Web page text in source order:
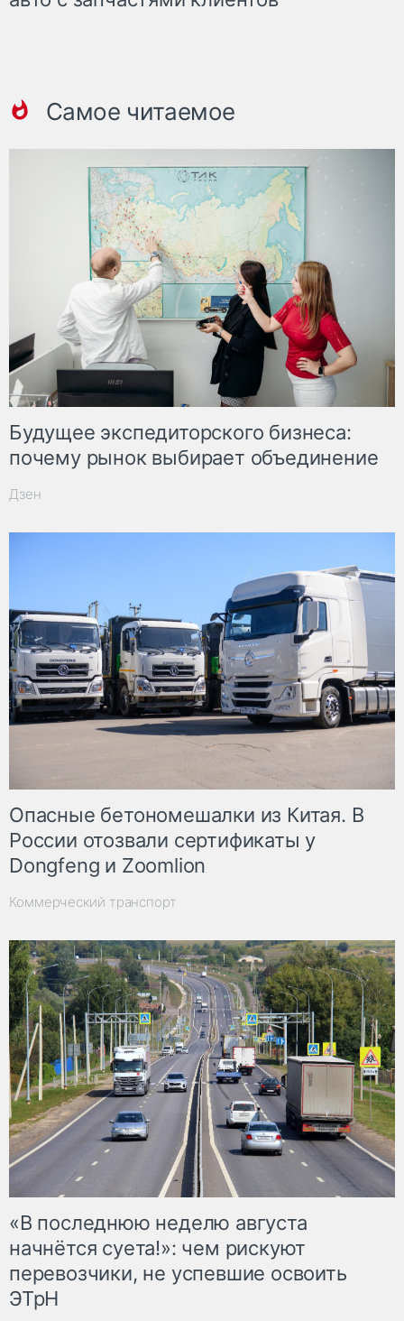
Самое читаемое
Будущее экспедиторского бизнеса:
почему рынок выбирает объединение
Дзен
Опасные бетономешалки из Китая. В
России отозвали сертификаты у
Dongfeng и Zoomlion
Коммерческий транспорт
«В последнюю неделю августа
начнётся суета!»: чем рискуют
перевозчики, не успевшие освоить
ЭТрН